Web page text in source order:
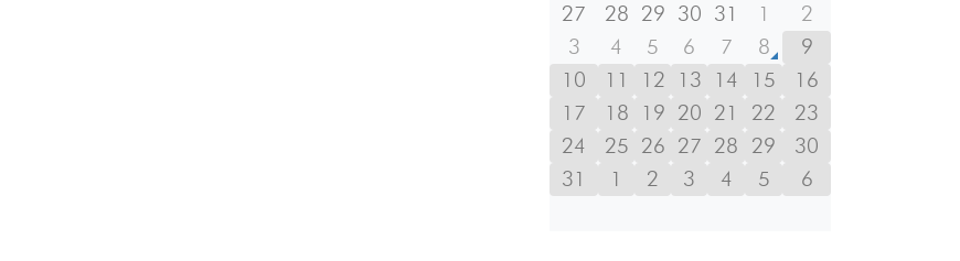
27
28 29 30 31 1
2
3
4 5 6 7 8
9
10
11 12 13 14 15
16
17
18 19 20 21 22
23
24
25 26 27 28 29
30
31
1 2 3 4 5 6